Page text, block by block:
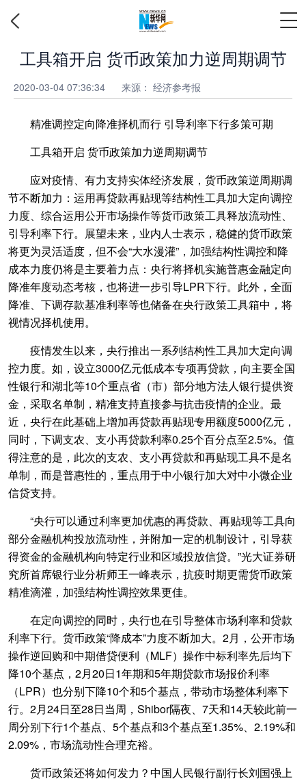
工具箱开启 货币政策加力逆周期调节
2020-03-04 07:36:34 来源： 经济参考报
精准调控定向降准择机而行 引导利率下行多策可期
工具箱开启 货币政策加力逆周期调节
应对疫情、有力支持实体经济发展，货币政策逆周期调
节不断加力：运用再贷款再贴现等结构性工具加大定向调控
力度、综合运用公开市场操作等货币政策工具释放流动性、
引导利率下行。展望未来，业内人士表示，稳健的货币政策
将更为灵活适度，但不会“大水漫灌”，加强结构性调控和降
成本力度仍将是主要着力点：央行将择机实施普惠金融定向
降准年度动态考核，也将进一步引导LPR下行。此外，全面
降准、下调存款基准利率等也储备在央行政策工具箱中，将
视情况择机使用。
疫情发生以来，央行推出一系列结构性工具加大定向调
控力度。如，设立3000亿元低成本专项再贷款，向主要全国
性银行和湖北等10个重点省（市）部分地方法人银行提供资
金，采取名单制，精准支持直接参与抗击疫情的企业。最
近，央行在此基础上增加再贷款再贴现专用额度5000亿元，
同时，下调支农、支小再贷款利率0.25个百分点至2.5%。值
得注意的是，此次的支农、支小再贷款和再贴现工具不是名
单制，而是普惠性的，重点用于中小银行加大对中小微企业
信贷支持。
“央行可以通过利率更加优惠的再贷款、再贴现等工具向
部分金融机构投放流动性，并附加一定的机制设计，引导获
得资金的金融机构向特定行业和区域投放信贷。”光大证券研
究所首席银行业分析师王一峰表示，抗疫时期更需货币政策
精准滴灌，加强结构性调控效果更佳。
在定向调控的同时，央行也在引导整体市场利率和贷款
利率下行。货币政策“降成本”力度不断加大。2月，公开市场
操作逆回购和中期借贷便利（MLF）操作中标利率先后均下
降10个基点，2月20日1年期和5年期贷款市场报价利率
（LPR）也分别下降10个和5个基点，带动市场整体利率下
行。2月24日至28日当周，Shibor隔夜、7天和14天较此前一
周分别下行1个基点、5个基点和3个基点至1.35%、2.19%和
2.09%，市场流动性合理充裕。
货币政策还将如何发力？中国人民银行副行长刘国强上